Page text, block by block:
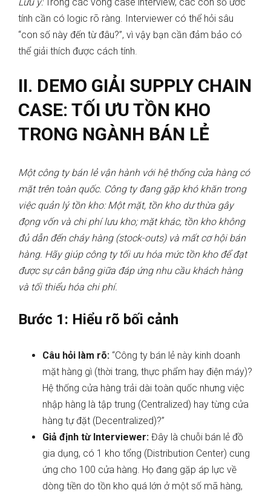
tính cần có logic rõ ràng. Interviewer có thể hỏi sâu
“con số này đến từ đâu?”, vì vậy bạn cần đảm bảo có
thể giải thích được cách tính.
II. DEMO GIẢI SUPPLY CHAIN
CASE: TỐI ƯU TỒN KHO
TRONG NGÀNH BÁN LẺ
Một công ty bán lẻ vận hành với hệ thống cửa hàng có
mặt trên toàn quốc. Công ty đang gặp khó khăn trong
việc quản lý tồn kho: Một mặt, tồn kho dư thừa gây
đọng vốn và chi phí lưu kho; mặt khác, tồn kho không
đủ dẫn đến cháy hàng (stock-outs) và mất cơ hội bán
hàng. Hãy giúp công ty tối ưu hóa mức tồn kho để đạt
được sự cân bằng giữa đáp ứng nhu cầu khách hàng
và tối thiểu hóa chi phí.
Bước 1: Hiểu rõ bối cảnh
Câu hỏi làm rõ: “Công ty bán lẻ này kinh doanh
mặt hàng gì (thời trang, thực phẩm hay điện máy)?
Hệ thống cửa hàng trải dài toàn quốc nhưng việc
nhập hàng là tập trung (Centralized) hay từng cửa
hàng tự đặt (Decentralized)?”
Giả định từ Interviewer: Đây là chuỗi bán lẻ đồ
gia dụng, có 1 kho tổng (Distribution Center) cung
ứng cho 100 cửa hàng. Họ đang gặp áp lực về
dòng tiền do tồn kho quá lớn ở một số mã hàng,